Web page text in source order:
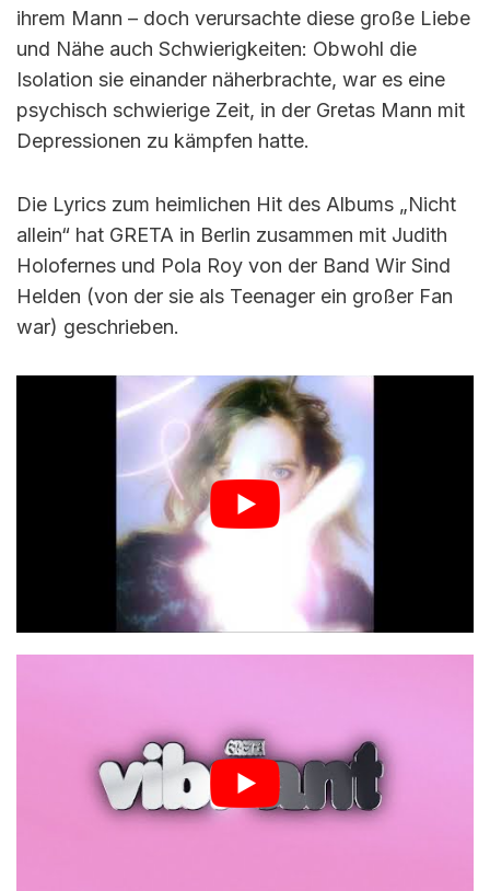
ihrem Mann – doch verursachte diese große Liebe
und Nähe auch Schwierigkeiten: Obwohl die
Isolation sie einander näherbrachte, war es eine
psychisch schwierige Zeit, in der Gretas Mann mit
Depressionen zu kämpfen hatte.
Die Lyrics zum heimlichen Hit des Albums „Nicht
allein“ hat GRETA in Berlin zusammen mit Judith
Holofernes und Pola Roy von der Band Wir Sind
Helden (von der sie als Teenager ein großer Fan
war) geschrieben.